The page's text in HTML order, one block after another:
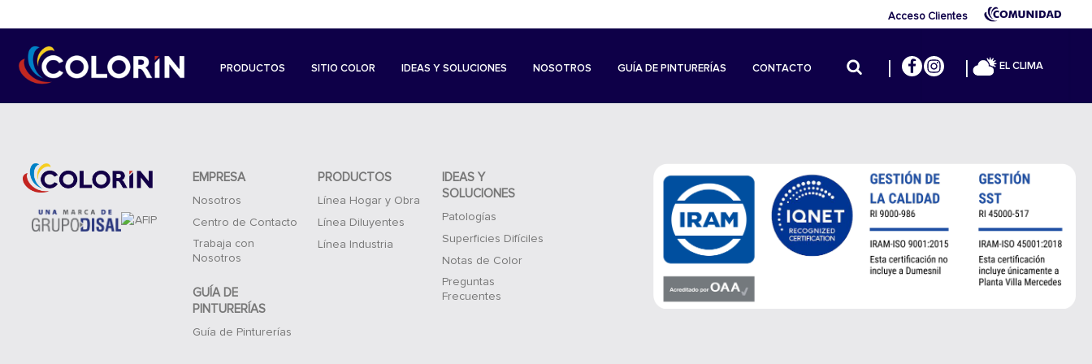
Acceso Clientes
PRODUCTOS SITIO COLOR IDEAS Y SOLUCIONES NOSOTROS GUÍA DE PINTURERÍAS CONTACTO EL CLIMA
EMPRESA
Nosotros
Centro de Contacto
Trabaja con
Nosotros
GUÍA DE
PINTURERÍAS
Guía de Pinturerías
PRODUCTOS
Línea Hogar y Obra
Línea Diluyentes
Línea Industria
IDEAS Y
SOLUCIONES
Patologías
Superficies Difíciles
Notas de Color
Preguntas
Frecuentes